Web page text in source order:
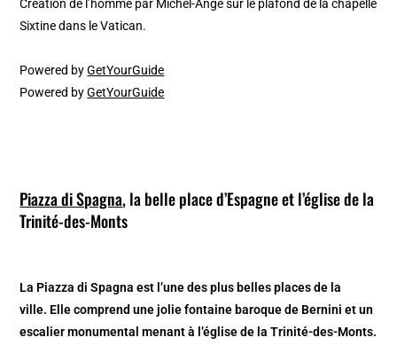
Création de l’homme par Michel-Ange sur le plafond de la chapelle
Sixtine dans le Vatican.
Powered byGetYourGuide
Powered byGetYourGuide
Piazza di Spagna, la belle place d’Espagne et l’église de la
Trinité-des-Monts
La Piazza di Spagna est l’une des plus belles places de la
ville. Elle comprend une jolie fontaine baroque de Bernini et un
escalier monumental menant à l’église de la Trinité-des-Monts.